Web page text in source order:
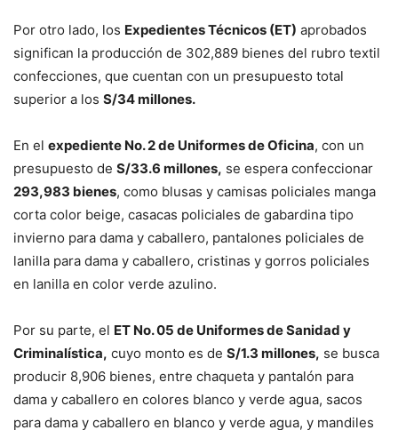
Por otro lado, los Expedientes Técnicos (ET) aprobados
significan la producción de 302,889 bienes del rubro textil
confecciones, que cuentan con un presupuesto total
superior a los S/34 millones.
En el expediente No. 2 de Uniformes de Oficina, con un
presupuesto de S/33.6 millones, se espera confeccionar
293,983 bienes, como blusas y camisas policiales manga
corta color beige, casacas policiales de gabardina tipo
invierno para dama y caballero, pantalones policiales de
lanilla para dama y caballero, cristinas y gorros policiales
en lanilla en color verde azulino.
Por su parte, el ET No. 05 de Uniformes de Sanidad y
Criminalística, cuyo monto es de S/1.3 millones, se busca
producir 8,906 bienes, entre chaqueta y pantalón para
dama y caballero en colores blanco y verde agua, sacos
para dama y caballero en blanco y verde agua, y mandiles